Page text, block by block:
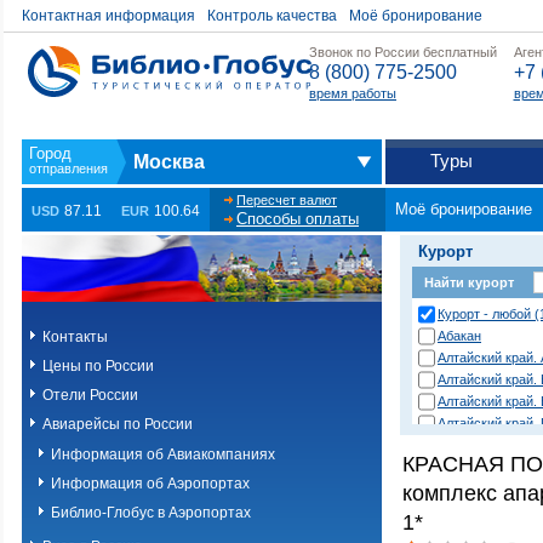
Контактная информация Контроль качества Моё бронирование
Звонок по России бесплатный
8 (800) 775-2500
время работы
+7
Москва Туры
USD 87.11 EUR 100.64
Пересчет валют
Способы оплаты
Моё бронирование
Контакты
Цены по России
Отели России
Авиарейсы по России
Информация об Авиакомпаниях
Информация об Аэропортах
Библио-Глобус в Аэропортах
Курорт
Найти курорт
Курорт - любой
Абакан
Алтайский край.
Алтайский край.
Алтайский
Алтайский
Анапа
Анапа
КРАСНАЯ
комплекс
1*